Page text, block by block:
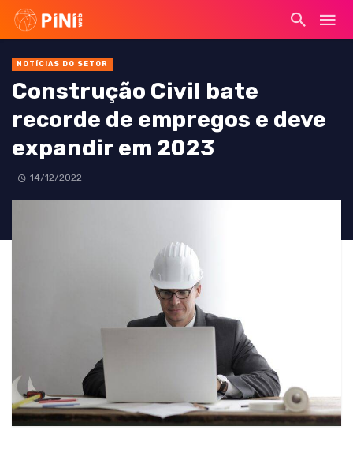
NOTÍCIAS DO SETOR
Construção Civil bate
recorde de empregos e deve
expandir em 2023
14/12/2022